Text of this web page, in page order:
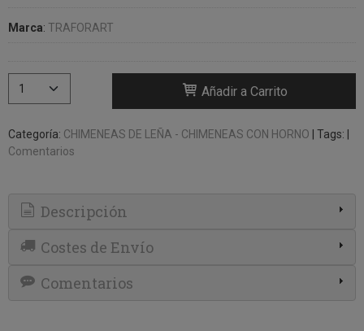
Marca: TRAFORART
Añadir a Carrito
Categoría: CHIMENEAS DE LEÑA - CHIMENEAS CON HORNO | Tags: |
Comentarios
Descripción
Costes de Envío
Comentarios